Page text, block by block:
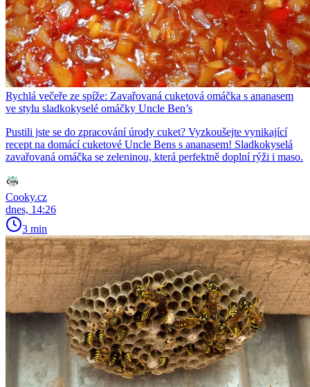
Rychlá večeře ze spíže: Zavařovaná cuketová omáčka s ananasem
ve stylu sladkokyselé omáčky Uncle Ben’s
Pustili jste se do zpracování úrody cuket? Vyzkoušejte vynikající
recept na domácí cuketové Uncle Bens s ananasem! Sladkokyselá
zavařovaná omáčka se zeleninou, která perfektně doplní rýži i maso.
Cooky.cz
dnes, 14:26
3 min